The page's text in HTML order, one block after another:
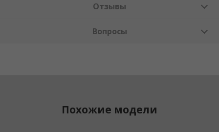
Отзывы
Вопросы
Похожие модели